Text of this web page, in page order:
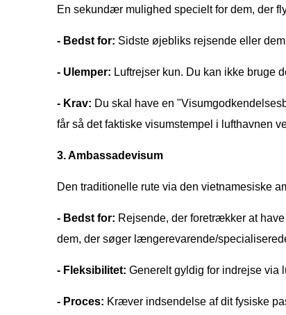
En sekundær mulighed specielt for dem, der
- Bedst for: Sidste øjebliks rejsende eller
- Ulemper: Luftrejser kun. Du kan ikke bruge
- Krav: Du skal have en
får så det faktiske visumstempel i lufthavnen
3. Ambassadevisum
Den traditionelle rute via den vietnamesiske
- Bedst for: Rejsende, der foretrækker at
dem, der søger længerevarende/
- Fleksibilitet: Generelt gyldig for indrejse via
- Proces: Kræver indsendelse af dit fysiske